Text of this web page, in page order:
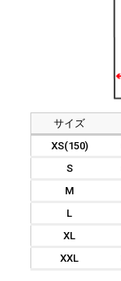
サイズ
XS(150)
S
M
L
XL
XXL